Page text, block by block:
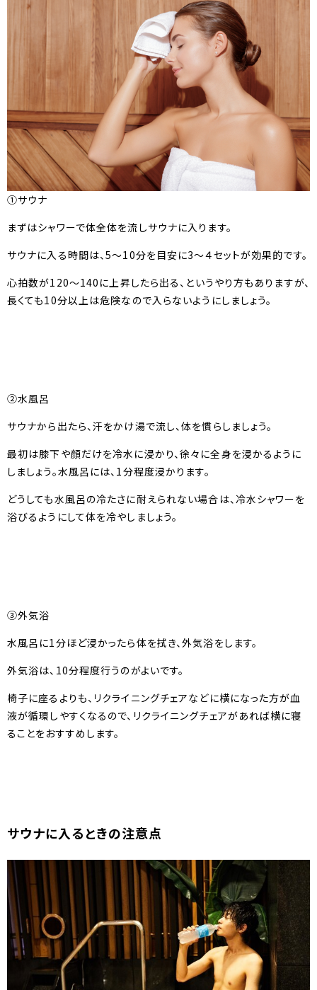
①サウナ
まずはシャワーで体全体を流しサウナに入ります。
サウナに入る時間は、5〜10分を目安に3〜４セットが効果的です。
心拍数が120〜140に上昇したら出る、というやり方もありますが、
長くても10分以上は危険なので入らないようにしましょう。
②水風呂
サウナから出たら、汗をかけ湯で流し、体を慣らしましょう。
最初は膝下や顔だけを冷水に浸かり、徐々に全身を浸かるように
しましょう。水風呂には、1分程度浸かります。
どうしても水風呂の冷たさに耐えられない場合は、冷水シャワーを
浴びるようにして体を冷やしましょう。
③外気浴
水風呂に1分ほど浸かったら体を拭き、外気浴をします。
外気浴は、10分程度行うのがよいです。
椅子に座るよりも、リクライニングチェアなどに横になった方が血
液が循環しやすくなるので、リクライニングチェアがあれば横に寝
ることをおすすめします。
サウナに入るときの注意点